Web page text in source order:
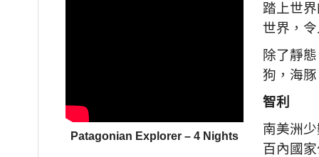
Patagonian Explorer – 4 Nights
踏上世
世界，
除了靜
狗，海
智利
南美洲
百內國